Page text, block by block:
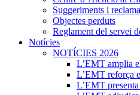
Suggeriments i
Objectes perduts
Reglament del servei
Notícies
NOTÍCIES 2026
L’EMT amplia
L’EMT reforça
L’EMT